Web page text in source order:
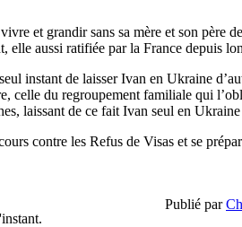
et grandir sans sa mère et son père
elle aussi ratifiée par la France depuis
instant de laisser Ivan en Ukraine
celle du regroupement familiale qui
laissant de ce fait Ivan seul en
contre les Refus de Visas et se
Publié par